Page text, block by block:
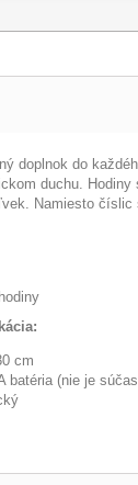
doplnok do
duchu Hodiny
Namiesto číslic
hodiny
cm
batéria (nie je